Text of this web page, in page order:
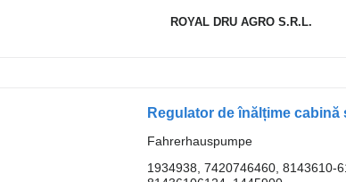
ROYAL DRU AGRO S.R.L.
Regulator de înălțime
Fahrerhauspumpe
1934938, 7420746460, 8143610-